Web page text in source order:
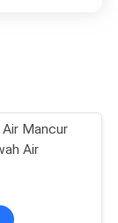
Mancur
Air